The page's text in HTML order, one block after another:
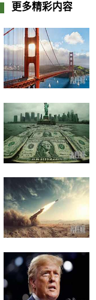
更多精彩内容